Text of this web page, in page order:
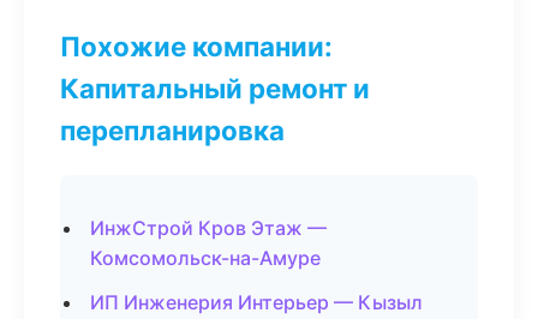
Похожие компании:
Капитальный ремонт и
перепланировка
ИнжСтрой Кров Этаж —
Комсомольск-на-Амуре
ИП Инженерия Интерьер — Кызыл